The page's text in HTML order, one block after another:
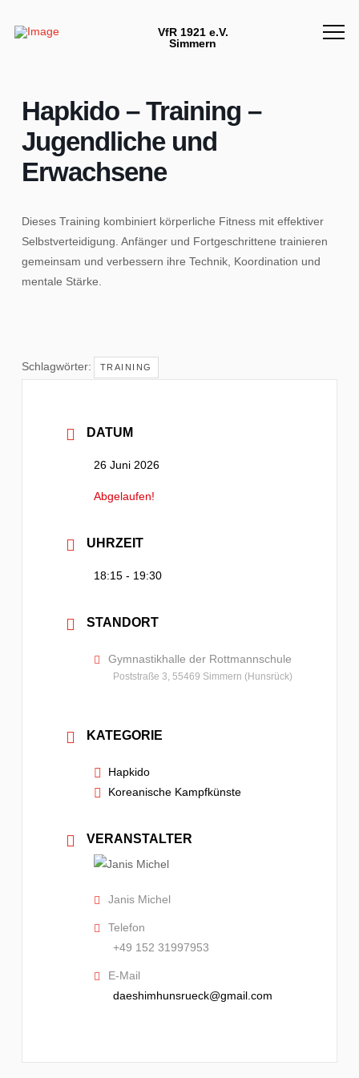
VfR 1921 e.V.
Simmern
Hapkido – Training –
Jugendliche und
Erwachsene
Dieses Training kombiniert körperliche Fitness mit effektiver
Selbstverteidigung. Anfänger und Fortgeschrittene trainieren
gemeinsam und verbessern ihre Technik, Koordination und
mentale Stärke.
Schlagwörter: TRAINING
DATUM
26 Juni 2026
Abgelaufen!
UHRZEIT
18:15 - 19:30
STANDORT
Gymnastikhalle der Rottmannschule
Poststraße 3, 55469 Simmern (Hunsrück)
KATEGORIE
Hapkido
Koreanische Kampfkünste
VERANSTALTER
Janis Michel
Telefon
+49 152 31997953
E-Mail
daeshimhunsrueck@gmail.com